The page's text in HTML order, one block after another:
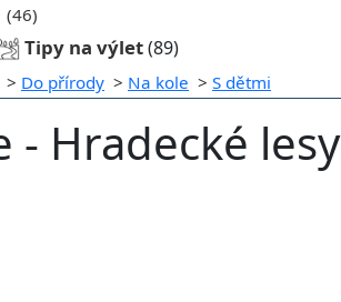
(46)
Tipy na výlet(89)
> Do přírody > Na kole > S dětmi
- Hradecké lesy